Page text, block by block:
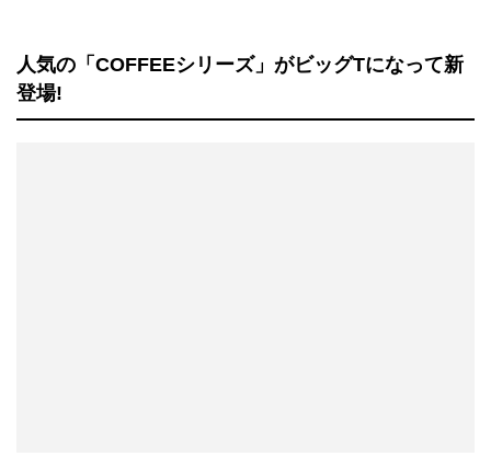
人気の「COFFEEシリーズ」がビッグTになって新
登場!